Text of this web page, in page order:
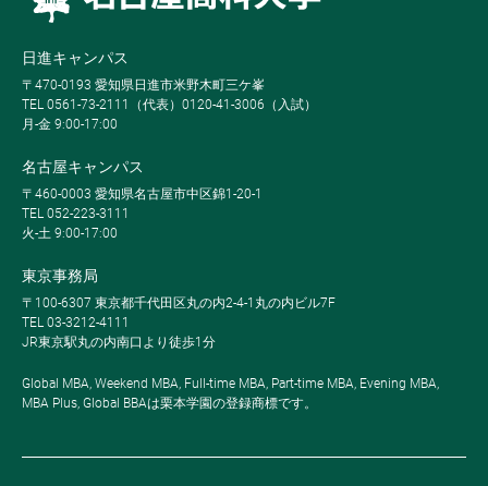
日進キャンパス
〒470-0193 愛知県日進市米野木町三ケ峯
TEL 0561-73-2111（代表）0120-41-3006（入試）
月-金 9:00-17:00
名古屋キャンパス
〒460-0003 愛知県名古屋市中区錦1-20-1
TEL 052-223-3111
火-土 9:00-17:00
東京事務局
〒100-6307 東京都千代田区丸の内2-4-1丸の内ビル7F
TEL 03-3212-4111
JR東京駅丸の内南口より徒歩1分
Global MBA, Weekend MBA, Full-time MBA, Part-time MBA, Evening MBA,
MBA Plus, Global BBAは栗本学園の登録商標です。